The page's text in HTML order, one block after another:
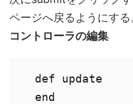
ページへ戻るようにする
コントローラの編集
  def update
  end